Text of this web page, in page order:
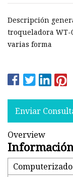
Descripción
troqueladora WT-
varias forma
Enviar
Overview
Computerizado